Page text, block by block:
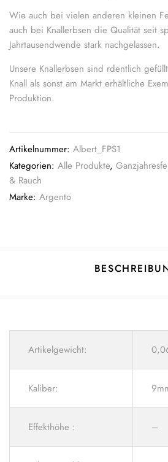
Wie auch bei vielen anderen kleinen
auch bei Knallerbsen die Qualität seit
Jahrtausendwende stark nachgelassen.
Unsere Knallerbsen sind rdentlich
Knall als sonst am Markt erhältliche
Produktion.
Artikelnummer: Albert_FPS1
Kategorien: Alle Produkte,
& Rauch
Marke: Argento
Artikelgewicht:
Kaliber:
Effekthöhe : –